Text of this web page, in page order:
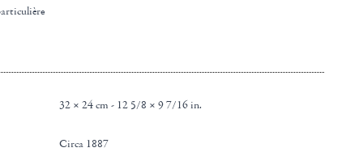
32 × 24 cm - 12 5/8 × 9 7/16 in.
Circa 1887